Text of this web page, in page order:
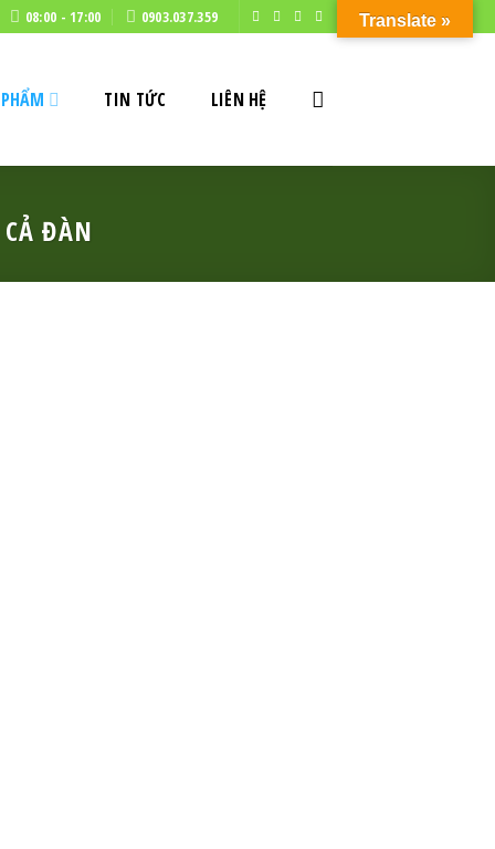
08:00 - 17:00 0903.037.359
TIN TỨC LIÊN HỆ
ĐÀN
Translate »